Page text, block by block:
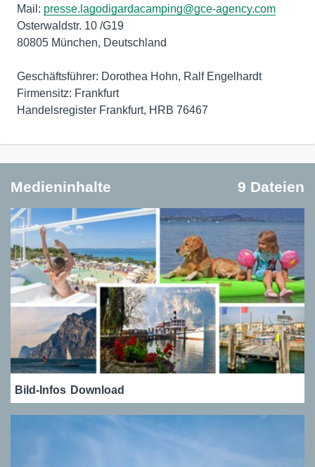
Mail: presse.lagodigardacamping@gce-agency.com
Osterwaldstr. 10 /G19
80805 München, Deutschland
Geschäftsführer: Dorothea Hohn, Ralf Engelhardt
Firmensitz: Frankfurt
Handelsregister Frankfurt, HRB 76467
Medieninhalte 9 Dateien
Bild-Infos Download